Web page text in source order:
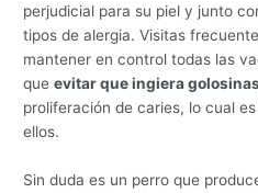
perjudicial para su piel y junto
tipos de alergia. Visitas
mantener en control todas las
queevitar que ingiera
proliferación de caries, lo cual
ellos.
Sin duda es un perro que